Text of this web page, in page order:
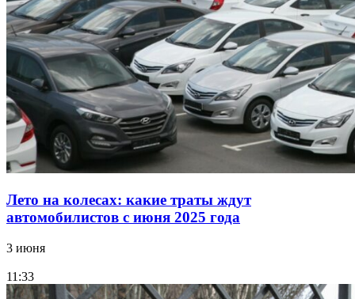
Лето на колесах: какие траты ждут
автомобилистов с июня 2025 года
3 июня
11:33